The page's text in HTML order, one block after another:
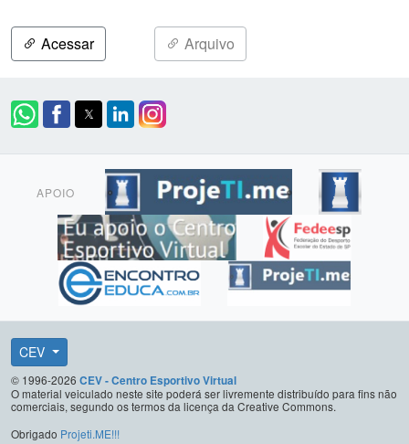
Acessar Arquivo
APOIO
CEV
© 1996-2026 CEV - Centro Esportivo Virtual
O material veiculado neste site poderá ser livremente distribuído para fins não
comerciais, segundo os termos da licença da Creative Commons.
Obrigado Projeti.ME!!!